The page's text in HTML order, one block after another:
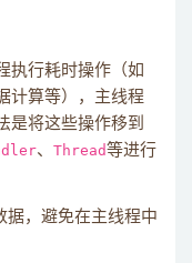
执行耗时操作（如
计算等），主线程
是将这些操作移到
、 Thread等进行
据，避免在主线程中